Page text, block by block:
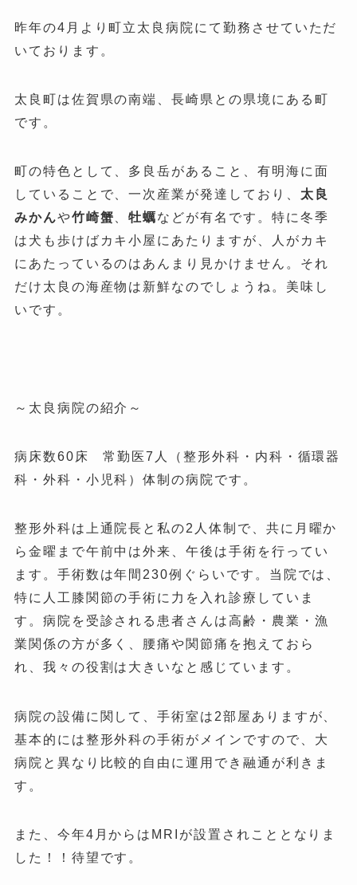
昨年の4月より町立太良病院にて勤務させていただ
いております。
太良町は佐賀県の南端、長崎県との県境にある町
です。
町の特色として、多良岳があること、有明海に面
していることで、一次産業が発達しており、 太良
みかんや竹崎蟹 、牡蠣などが有名です。特に冬季
は犬も歩けばカキ小屋にあたりますが、人がカキ
にあたっているのはあんまり見かけません。それ
だけ太良の海産物は新鮮なのでしょうね。美味し
いです。
～太良病院の紹介～
病床数60床 常勤医7人（整形外科・内科・循環器
科・外科・小児科）体制の病院です。
整形外科は上通院長と私の2人体制で、共に月曜か
ら金曜まで午前中は外来、午後は手術を行ってい
ます。手術数は年間230例ぐらいです。当院では、
特に人工膝関節の手術に力を入れ診療していま
す。病院を受診される患者さんは高齢・農業・漁
業関係の方が多く、腰痛や関節痛を抱えておら
れ、我々の役割は大きいなと感じています。
病院の設備に関して、手術室は2部屋ありますが、
基本的には整形外科の手術がメインですので、大
病院と異なり比較的自由に運用でき融通が利きま
す。
また、今年4月からはMRIが設置されこととなりま
した！！待望です。